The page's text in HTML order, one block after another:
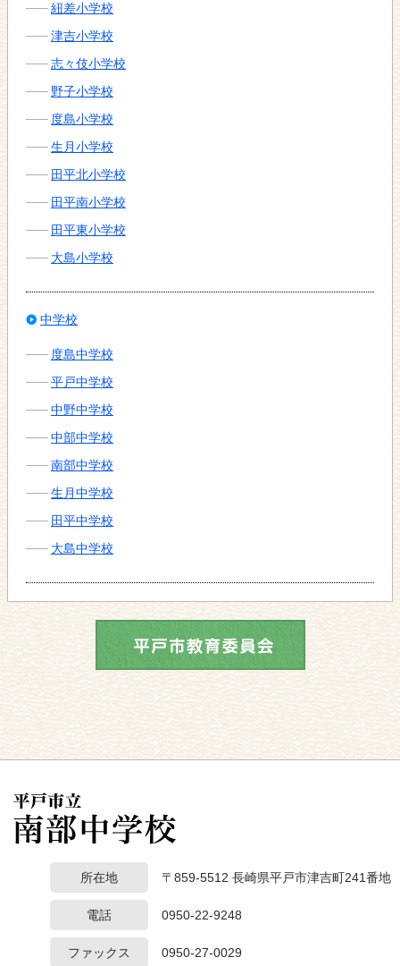
紐差小学校
津吉小学校
志々伎小学校
野子小学校
度島小学校
生月小学校
田平北小学校
田平南小学校
田平東小学校
大島小学校
中学校
度島中学校
平戸中学校
中野中学校
中部中学校
南部中学校
生月中学校
田平中学校
大島中学校
所在地 〒859-5512 長崎県平戸市津吉町241番地
電話 0950-22-9248
ファックス 0950-27-0029